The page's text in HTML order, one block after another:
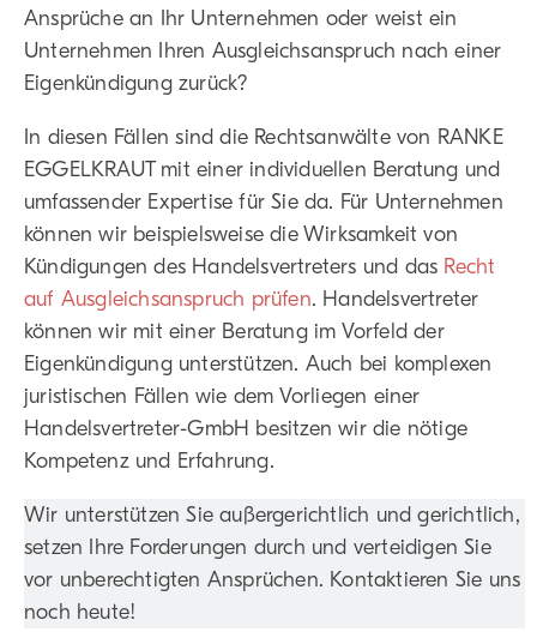
Ansprüche an Ihr Unternehmen oder weist ein
Unternehmen Ihren Ausgleichsanspruch nach einer
Eigenkündigung zurück?
In diesen Fällen sind die Rechtsanwälte von RANKE
EGGELKRAUT mit einer individuellen Beratung und
umfassender Expertise für Sie da. Für Unternehmen
können wir beispielsweise die Wirksamkeit von
Kündigungen des Handelsvertreters und das Recht
auf Ausgleichsanspruch prüfen. Handelsvertreter
können wir mit einer Beratung im Vorfeld der
Eigenkündigung unterstützen. Auch bei komplexen
juristischen Fällen wie dem Vorliegen einer
Handelsvertreter-GmbH besitzen wir die nötige
Kompetenz und Erfahrung.
Wir unterstützen Sie außergerichtlich und gerichtlich,
setzen Ihre Forderungen durch und verteidigen Sie
vor unberechtigten Ansprüchen. Kontaktieren Sie uns
noch heute!